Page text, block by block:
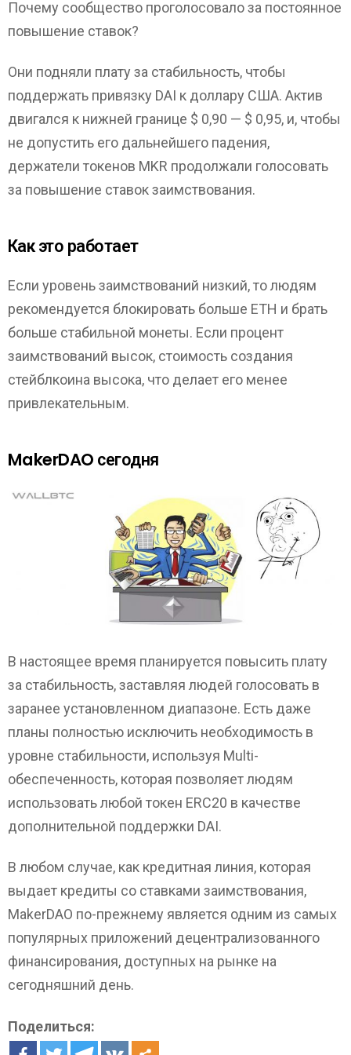
Почему сообщество проголосовало за постоянное
повышение ставок?
Они подняли плату за стабильность, чтобы
поддержать привязку DAI к доллару США. Актив
двигался к нижней границе $ 0,90 — $ 0,95, и, чтобы
не допустить его дальнейшего падения,
держатели токенов MKR продолжали голосовать
за повышение ставок заимствования.
Как это работает
Если уровень заимствований низкий, то людям
рекомендуется блокировать больше ETH и брать
больше стабильной монеты. Если процент
заимствований высок, стоимость создания
стейблкоина высока, что делает его менее
привлекательным.
MakerDAO сегодня
В настоящее время планируется повысить плату
за стабильность, заставляя людей голосовать в
заранее установленном диапазоне. Есть даже
планы полностью исключить необходимость в
уровне стабильности, используя Multi-
обеспеченность, которая позволяет людям
использовать любой токен ERC20 в качестве
дополнительной поддержки DAI.
В любом случае, как кредитная линия, которая
выдает кредиты со ставками заимствования,
MakerDAO по-прежнему является одним из самых
популярных приложений децентрализованного
финансирования, доступных на рынке на
сегодняшний день.
Поделиться: